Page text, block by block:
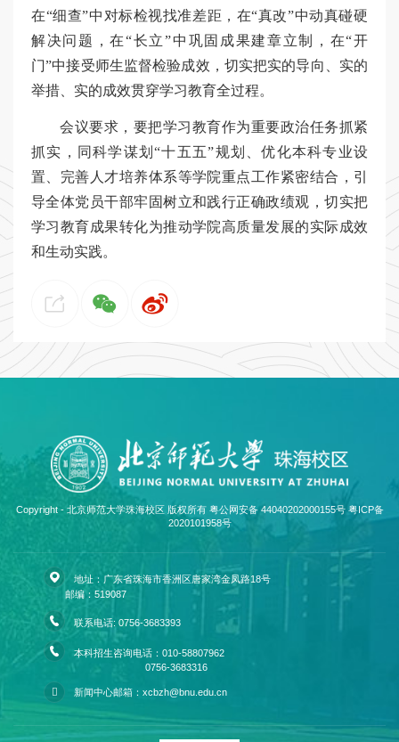
在“细查”中对标检视找准差距，在“真改”中动真碰硬
解决问题，在“长立”中巩固成果建章立制，在“开
门”中接受师生监督检验成效，切实把实的导向、实的
举措、实的成效贯穿学习教育全过程。
会议要求，要把学习教育作为重要政治任务抓紧
抓实，同科学谋划“十五五”规划、优化本科专业设
置、完善人才培养体系等学院重点工作紧密结合，引
导全体党员干部牢固树立和践行正确政绩观，切实把
学习教育成果转化为推动学院高质量发展的实际成效
和生动实践。
Copyright - 北京师范大学珠海校区 版权所有 粤公网安备 44040202000155号 粤ICP备
2020101958号
地址：广东省珠海市香洲区唐家湾金凤路18号
邮编：519087
联系电话: 0756-3683393
本科招生咨询电话：010-58807962
0756-3683316
新闻中心邮箱：xcbzh@bnu.edu.cn